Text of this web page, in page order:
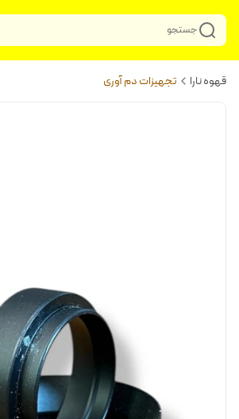
جستجو
قهوه نارا تجهیزات دم آوری